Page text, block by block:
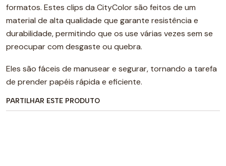
formatos. Estes clips da CityColor são feitos de um
material de alta qualidade que garante resistência e
durabilidade, permitindo que os use várias vezes sem se
preocupar com desgaste ou quebra.
Eles são fáceis de manusear e segurar, tornando a tarefa
de prender papéis rápida e eficiente.
PARTILHAR ESTE PRODUTO